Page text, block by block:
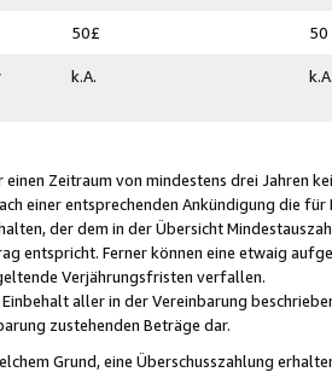
50£ 50
k.A.
Zeitraum von mindestens drei Jahren
einer entsprechenden Ankündigung die
der dem in der Übersicht
entspricht. Ferner können eine etwaig
Verjährungsfristen verfallen.
Einbehalt aller in der Vereinbarung
zustehenden Beträge dar.
Grund, eine Überschusszahlung